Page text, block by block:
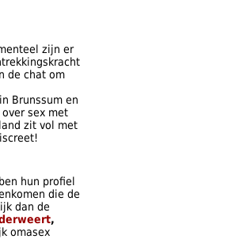
zijn er
de chat om
Brunssum en
sex met
zit vol met
hun profiel
die de
dan de
,
omasex